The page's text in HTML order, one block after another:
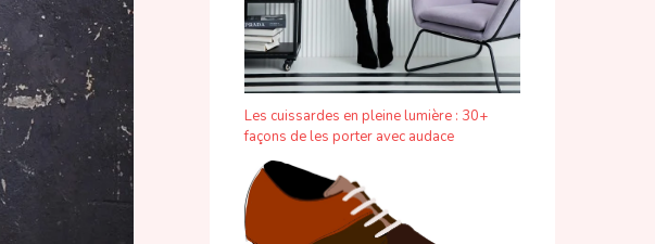
Les cuissardes en pleine lumière : 30+
façons de les porter avec audace